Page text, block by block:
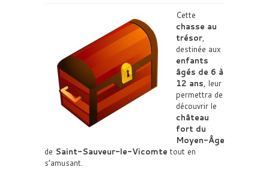
Cette
chasse au
trésor,
destinée aux
enfants
âgés de 6 à
12 ans, leur
permettra de
découvrir le
château
fort du
Moyen-Âge
de Saint-Sauveur-le-Vicomte tout en
s’amusant.